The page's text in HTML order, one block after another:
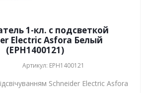
1-кл. с подсветкой
Electric Asfora Белый
(EPH1400121)
Артикул: EPH1400121
Schneider Electric Asfora